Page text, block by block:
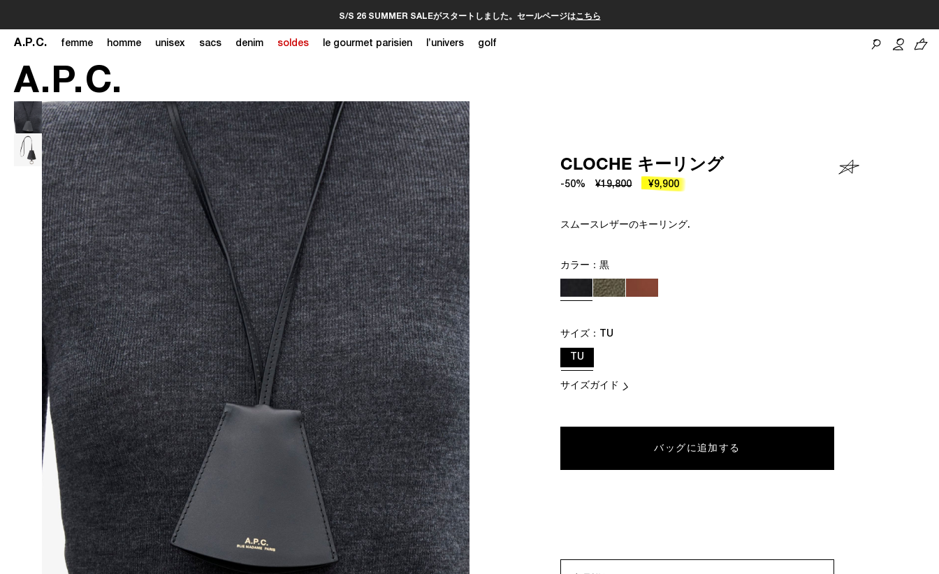
S/S 26 SUMMER SALEがスタートしました。セールページはこちら
A.P.C. femme homme unisex sacs denim soldes le gourmet parisien l’univers golf
A.P.C.
CLOCHE キーリング
-50% ¥19,800 ¥9,900
スムースレザーのキーリング.
カラー：黒
サイズ： TU
TU
サイズガイド
バッグに追加する